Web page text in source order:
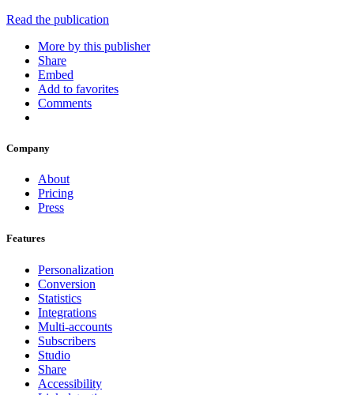
Read the publication
More by this publisher
Share
Embed
Add to favorites
Comments
Company
About
Pricing
Press
Features
Personalization
Conversion
Statistics
Integrations
Multi-accounts
Subscribers
Studio
Share
Accessibility